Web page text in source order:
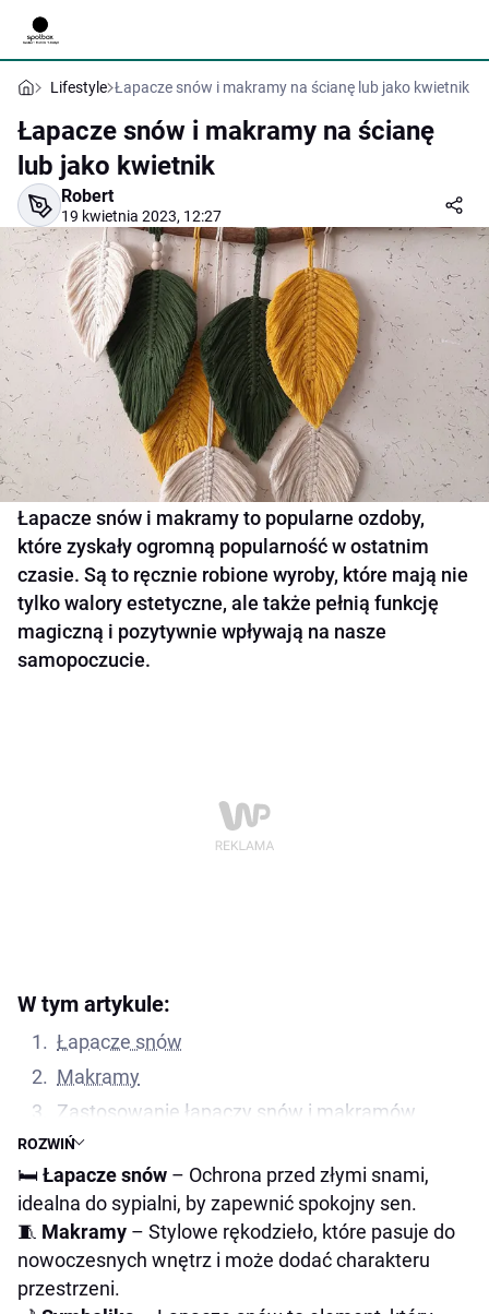
Lifestyle Łapacze snów i makramy na ścianę lub jako kwietnik
Łapacze snów i makramy na ścianę
lub jako kwietnik
Robert
19 kwietnia 2023, 12:27
Łapacze snów i makramy to popularne ozdoby,
które zyskały ogromną popularność w ostatnim
czasie. Są to ręcznie robione wyroby, które mają nie
tylko walory estetyczne, ale także pełnią funkcję
magiczną i pozytywnie wpływają na nasze
samopoczucie.
W tym artykule:
ROZWIŃ
Łapacze snów
Makramy
Zastosowanie łapaczy snów i makramów
Łapacze snów i makramy – ciekawostki
Podsumowanie tematu: łapacze snów i
makramy
🛏Łapacze snów – Ochrona przed złymi snami,
idealna do sypialni, by zapewnić spokojny sen.
🧵 Makramy – Stylowe rękodzieło, które pasuje do
nowoczesnych wnętrz i może dodać charakteru
przestrzeni.